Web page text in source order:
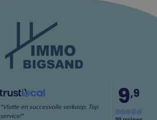
9,9
"Vlotte en succesvolle verkoop. Top
service!"